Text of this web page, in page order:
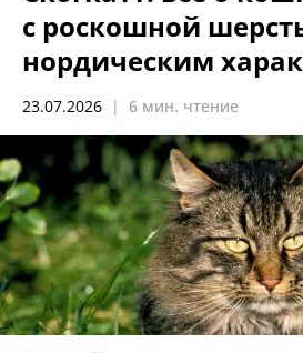
с роскошной
нордическим
23.07.2026 | 6 мин. чтение